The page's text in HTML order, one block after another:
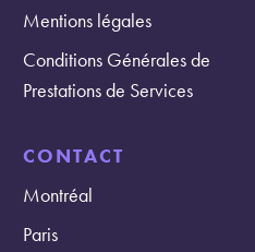
Mentions légales
Conditions Générales de
Prestations de Services
CONTACT
Montréal
Paris